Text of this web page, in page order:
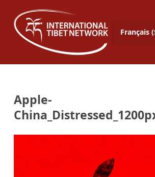
Français
Apple-